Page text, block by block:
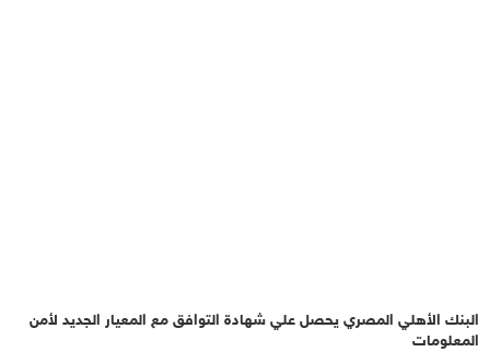
البنك الأهلي المصري يحصل علي شهادة التوافق مع المعيار الجديد لأمن
المعلومات